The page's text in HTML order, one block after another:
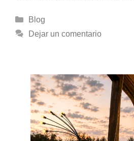
Categorías
Blog
Dejar un comentario